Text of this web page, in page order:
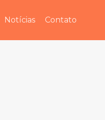
Notícias Contato